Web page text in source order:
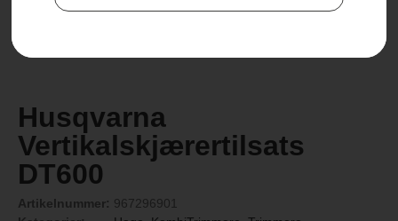
Husqvarna
Vertikalskjærertilsats
DT600
Artikelnummer: 967296901